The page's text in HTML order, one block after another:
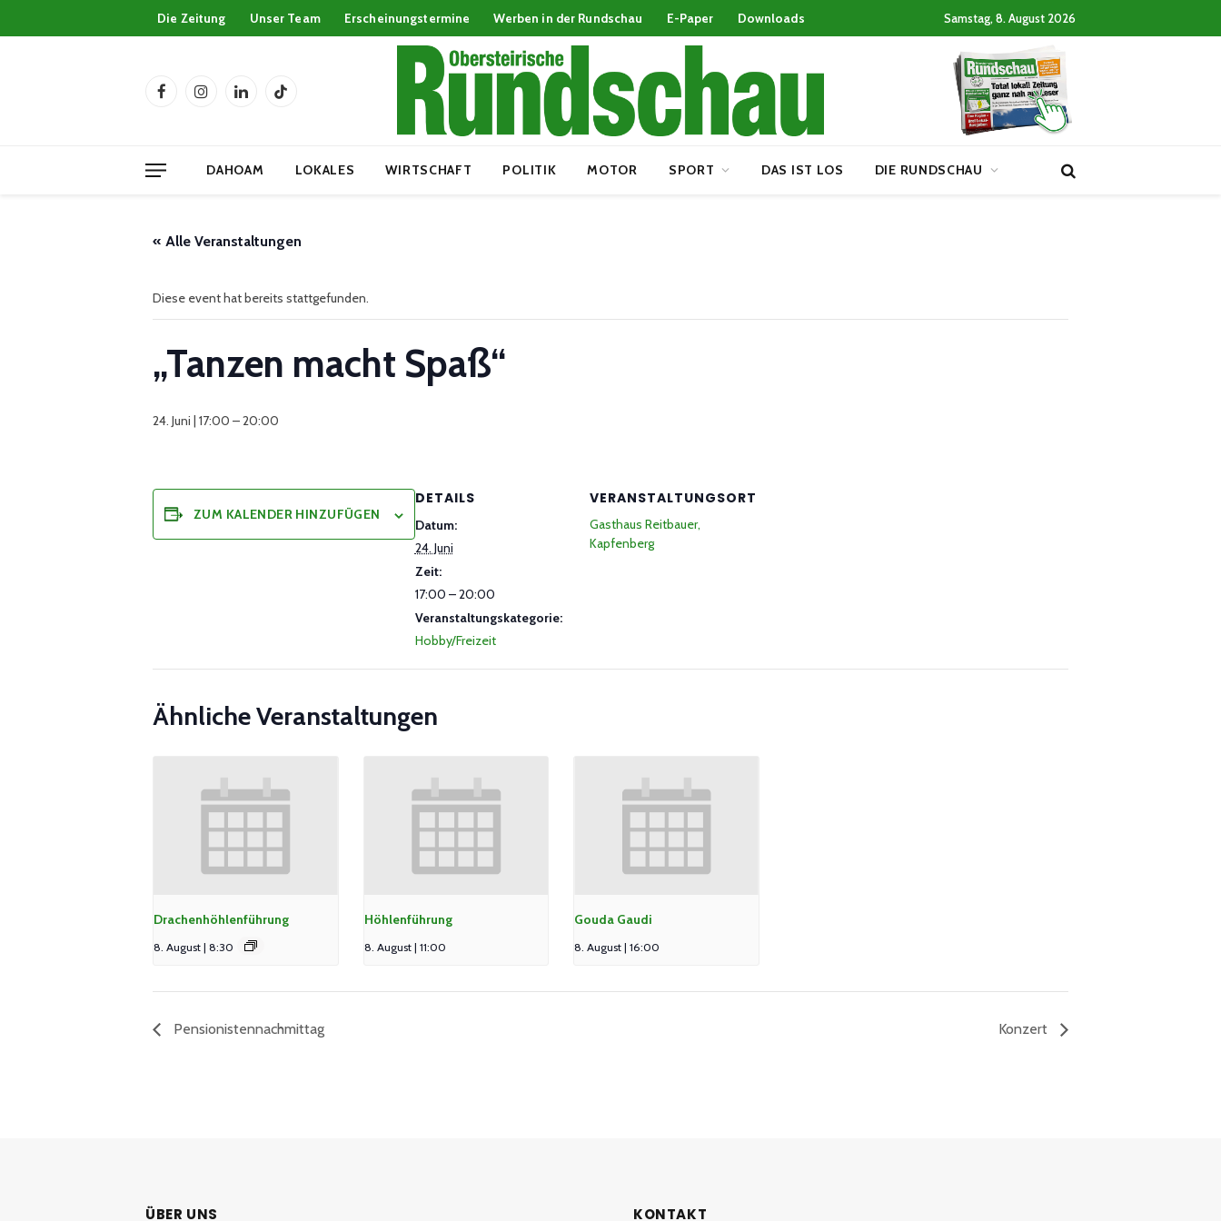
Die Zeitung Unser Team Erscheinungstermine Werben in der Rundschau E-Paper Downloads Samstag, 8. August 2026
FacebookInstagramLinkedInTikTok
DAHOAM LOKALES WIRTSCHAFT POLITIK MOTOR SPORT DAS IST LOS DIE RUNDSCHAU
« Alle Veranstaltungen
Diese event hat bereits stattgefunden.
„Tanzen macht Spaß“
24. Juni | 17:00 –20:00
ZUM KALENDER HINZUFÜGEN
DETAILS
Datum:
24. Juni
Zeit:
17:00 – 20:00
Veranstaltungskategorie:
Hobby/Freizeit
VERANSTALTUNGSORT
Gasthaus Reitbauer,
Kapfenberg
Ähnliche Veranstaltungen
Drachenhöhlenführung
8. August | 8:30
Höhlenführung
8. August | 11:00
Gouda Gaudi
8. August | 16:00
Pensionistennachmittag Konzert
ÜBER UNS KONTAKT